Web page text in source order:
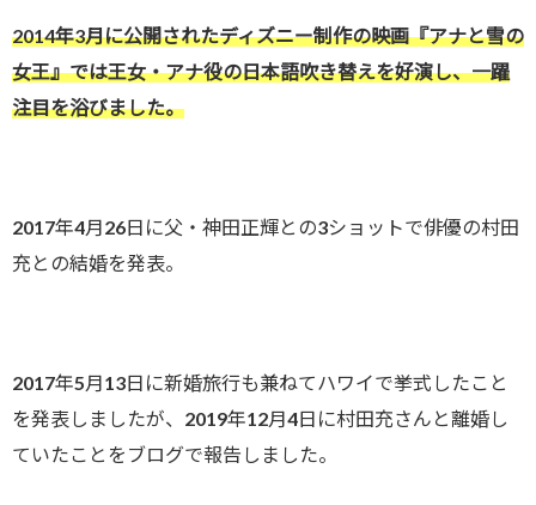
2014年3月に公開されたディズニー制作の映画『アナと雪の
女王』では王女・アナ役の日本語吹き替えを好演し、一躍
注目を浴びました。
2017年4月26日に父・神田正輝との3ショットで俳優の村田
充との結婚を発表。
2017年5月13日に新婚旅行も兼ねてハワイで挙式したこと
を発表しましたが、2019年12月4日に村田充さんと離婚し
ていたことをブログで報告しました。